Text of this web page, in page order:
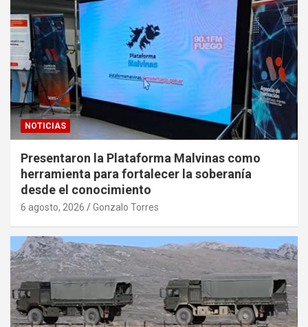
NOTICIAS
Presentaron la Plataforma Malvinas como
herramienta para fortalecer la soberanía
desde el conocimiento
6 agosto, 2026 Gonzalo Torres